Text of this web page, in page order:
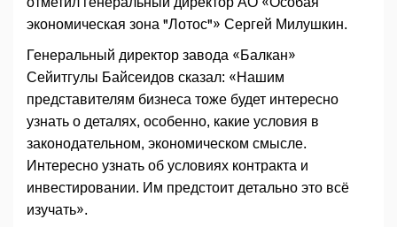
экономическая зона "Лотос"» Сергей Милушкин.
Генеральный директор завода «Балкан»
Сейитгулы Байсеидов сказал: «Нашим
представителям бизнеса тоже будет интересно
узнать о деталях, особенно, какие условия в
законодательном, экономическом смысле.
Интересно узнать об условиях контракта и
инвестировании. Им предстоит детально это всё
изучать».